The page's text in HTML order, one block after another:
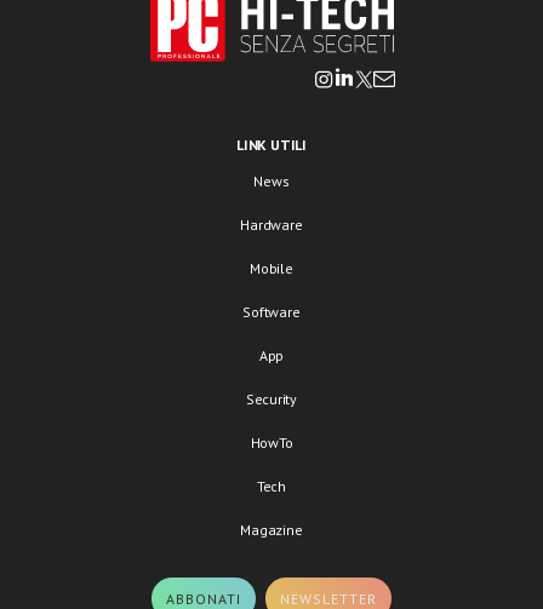
LINK UTILI
News
Hardware
Mobile
Software
App
Security
HowTo
Tech
Magazine
ABBONATI NEWSLETTER